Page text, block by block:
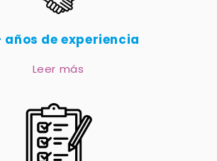
años de experiencia
Leer más